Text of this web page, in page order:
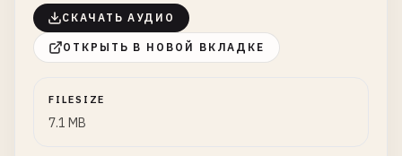
СКАЧАТЬ АУДИО
ОТКРЫТЬ В НОВОЙ ВКЛАДКЕ
FILESIZE
7.1 MB